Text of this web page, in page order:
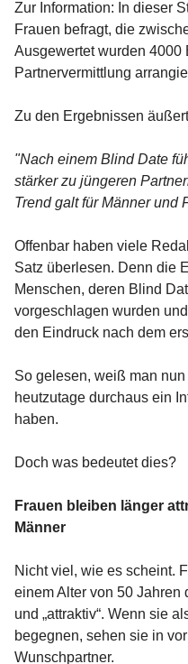
Zur Information: In dieser
Frauen befragt, die
Ausgewertet wurden 4000
Partnervermittlung
Zu den Ergebnissen
"Nach einem Blind Date
stärker zu jüngeren
Trend galt für Männer und
Offenbar haben viele
Satz überlesen. Denn die
Menschen, deren Blind
vorgeschlagen wurden
den Eindruck nach dem
So gelesen, weiß man
heutzutage durchaus ein
haben.
Doch was bedeutet dies?
Frauen bleiben länger
Männer
Nicht viel, wie es scheint.
einem Alter von 50 Jahren
und „attraktiv“. Wenn sie
begegnen, sehen sie in
Wunschpartner.